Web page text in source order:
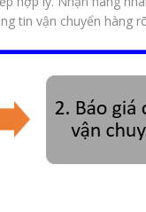
tin vận chuyển hàng